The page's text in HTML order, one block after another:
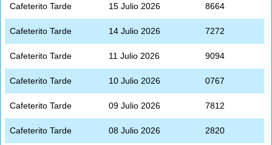
Cafeterito Tarde 15 Julio 2026 8664
Cafeterito Tarde 14 Julio 2026 7272
Cafeterito Tarde 11 Julio 2026 9094
Cafeterito Tarde 10 Julio 2026 0767
Cafeterito Tarde 09 Julio 2026 7812
Cafeterito Tarde 08 Julio 2026 2820